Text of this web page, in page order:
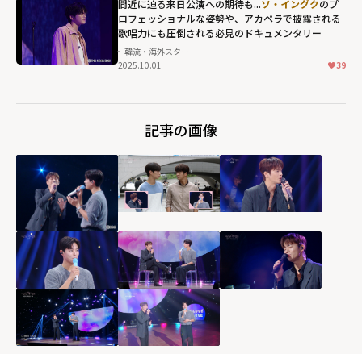
fetchpriority="h
igh">
間近に迫る来日公演への期待も...ソ・イングクのプ
ロフェッショナルな姿勢や、アカペラで披露される
歌唱力にも圧倒される必見のドキュメンタリー
韓流・海外スター
2025.10.01
39
記事の画像